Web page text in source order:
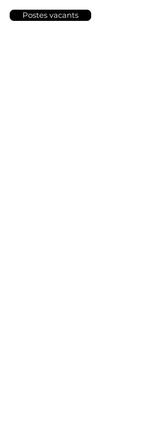
Postes vacants